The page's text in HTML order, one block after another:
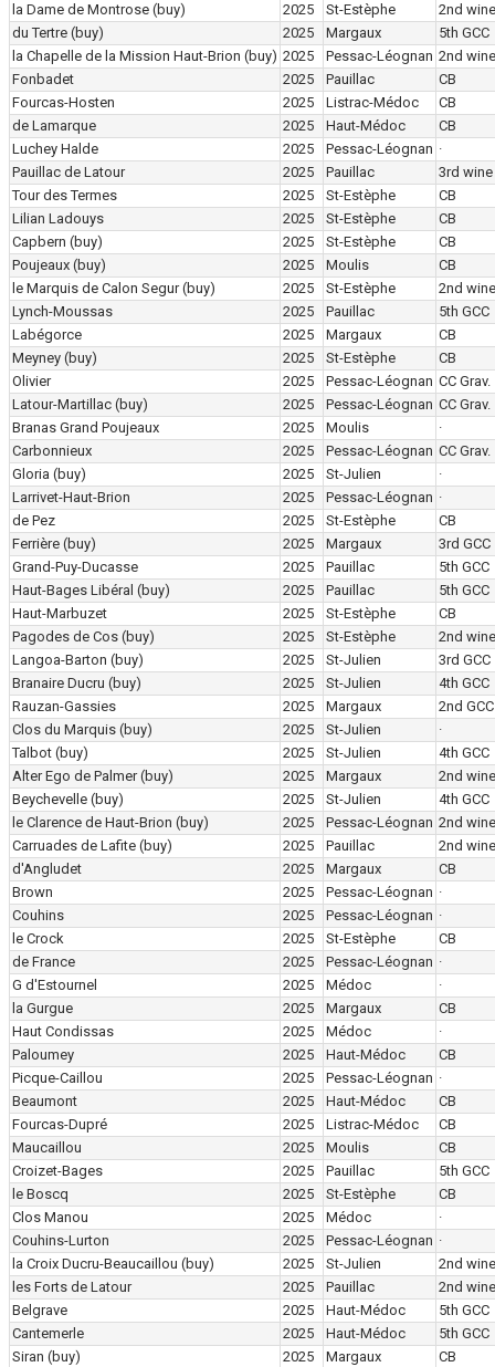
la Dame de Montrose (buy) 2025 St-Estèphe
2nd wine
du Tertre (buy) 2025 Margaux
5th GCC
la Chapelle de la Mission Haut-Brion (buy) 2025 Pessac-Léognan 2nd wine
Fonbadet
2025 Pauillac
CB
Fourcas-Hosten
2025 Listrac-Médoc
CB
de Lamarque
2025 Haut-Médoc
CB
Luchey Halde
2025 Pessac-Léognan ·
Pauillac de Latour
2025 Pauillac
3rd wine
Tour des Termes
2025 St-Estèphe
CB
Lilian Ladouys
2025 St-Estèphe
CB
Capbern (buy) 2025 St-Estèphe
CB
Poujeaux (buy) 2025 Moulis
CB
le Marquis de Calon Segur (buy) 2025 St-Estèphe
2nd wine
Lynch-Moussas
2025 Pauillac
5th GCC
Labégorce
2025 Margaux
CB
Meyney (buy) 2025 St-Estèphe
CB
Olivier
2025 Pessac-Léognan CC Grav.
Latour-Martillac (buy) 2025 Pessac-Léognan CC Grav.
Branas Grand Poujeaux
2025 Moulis
·
Carbonnieux
2025 Pessac-Léognan CC Grav.
Gloria (buy) 2025 St-Julien
·
Larrivet-Haut-Brion
2025 Pessac-Léognan ·
de Pez
2025 St-Estèphe
CB
Ferrière (buy) 2025 Margaux
3rd GCC
Grand-Puy-Ducasse
2025 Pauillac
5th GCC
Haut-Bages Libéral (buy) 2025 Pauillac
5th GCC
Haut-Marbuzet
2025 St-Estèphe
CB
Pagodes de Cos (buy) 2025 St-Estèphe
2nd wine
Langoa-Barton (buy) 2025 St-Julien
3rd GCC
Branaire Ducru (buy) 2025 St-Julien
4th GCC
Rauzan-Gassies
2025 Margaux
2nd GCC
Clos du Marquis (buy) 2025 St-Julien
·
Talbot (buy) 2025 St-Julien
4th GCC
Alter Ego de Palmer (buy) 2025 Margaux
2nd wine
Beychevelle (buy) 2025 St-Julien
4th GCC
le Clarence de Haut-Brion (buy) 2025 Pessac-Léognan 2nd wine
Carruades de Lafite (buy) 2025 Pauillac
2nd wine
d'Angludet
2025 Margaux
CB
Brown
2025 Pessac-Léognan ·
Couhins
2025 Pessac-Léognan ·
le Crock
2025 St-Estèphe
CB
de France
2025 Pessac-Léognan ·
G d'Estournel
2025 Médoc
·
la Gurgue
2025 Margaux
CB
Haut Condissas
2025 Médoc
·
Paloumey
2025 Haut-Médoc
CB
Picque-Caillou
2025 Pessac-Léognan ·
Beaumont
2025 Haut-Médoc
CB
Fourcas-Dupré
2025 Listrac-Médoc
CB
Maucaillou
2025 Moulis
CB
Croizet-Bages
2025 Pauillac
5th GCC
le Boscq
2025 St-Estèphe
CB
Clos Manou
2025 Médoc
·
Couhins-Lurton
2025 Pessac-Léognan ·
la Croix Ducru-Beaucaillou (buy) 2025 St-Julien
2nd wine
les Forts de Latour
2025 Pauillac
2nd wine
Belgrave
2025 Haut-Médoc
5th GCC
Cantemerle
2025 Haut-Médoc
5th GCC
Siran (buy) 2025 Margaux
CB